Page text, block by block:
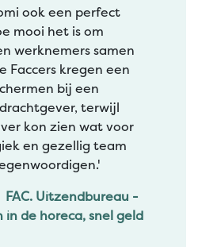
ook een perfect
mooi het is om
werknemers samen
Faccers kregen een
bij een
terwijl
kon zien wat voor
en gezellig team
FAC. Uitzendbureau -
in de horeca, snel geld